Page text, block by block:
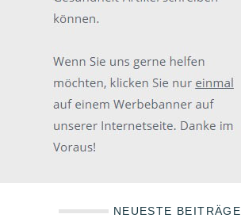
NEUESTE BEITRÄGE